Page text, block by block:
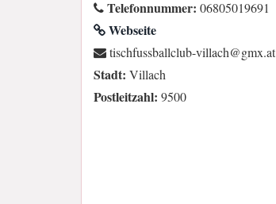
Telefonnummer: 06805019691
Webseite
ta.xmg@hcalliv-bulcllabssufhcsit
Stadt: Villach
Postleitzahl: 9500